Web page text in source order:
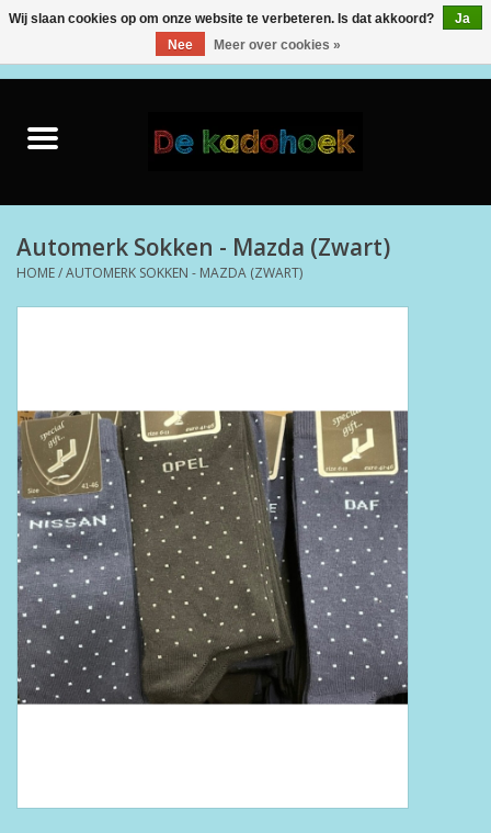
Creatief
Back to School
Boeken
Puzzels & Spellen
Collectables
Automerk Sokken - Mazda (Zwart)
HOME/AUTOMERK SOKKEN - MAZDA (ZWART)
Wij slaan cookies op om onze website te verbeteren. Is dat akkoord?
Ja
Nee
Meer over cookies »